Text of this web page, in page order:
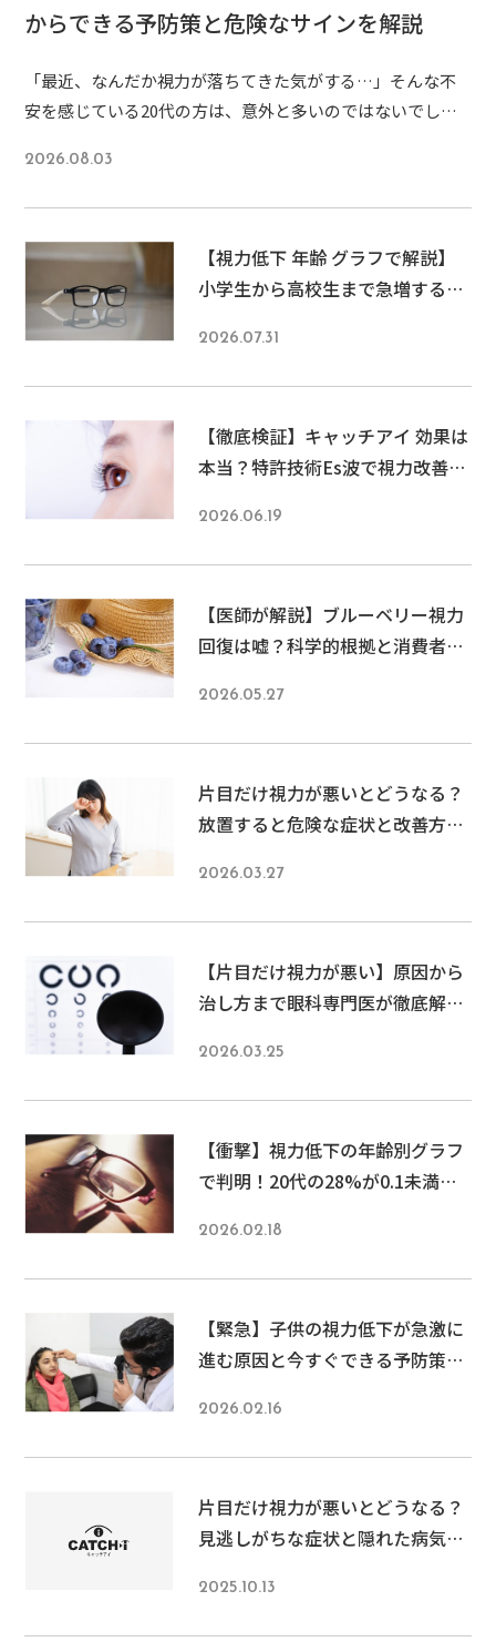
からできる予防策と危険なサインを解説
「最近、なんだか視力が落ちてきた気がする…」そんな不
安を感じている20代の方は、意外と多いのではないでしょ
の中で、若いはずなのに視力が急激に低下してしまうケー
2026.08.03
【視力低下 年齢 グラフで解説】
小学生から高校生まで急増する子
きる予防法
2026.07.31
【徹底検証】キャッチアイ 効果は
本当？特許技術Es波で視力改善・
み 6/19
2026.06.19
【医師が解説】ブルーベリー視力
回復は嘘？科学的根拠と消費者庁
2026.05.27
片目だけ視力が悪いとどうなる？
放置すると危険な症状と改善方法
2026.03.27
【片目だけ視力が悪い】原因から
治し方まで眼科専門医が徹底解
2026.03.25
【衝撃】視力低下の年齢別グラフ
で判明！20代の28%が0.1未満の
2026.02.18
【緊急】子供の視力低下が急激に
進む原因と今すぐできる予防策｜
法
2026.02.16
片目だけ視力が悪いとどうなる？
見逃しがちな症状と隠れた病気の
2025.10.13